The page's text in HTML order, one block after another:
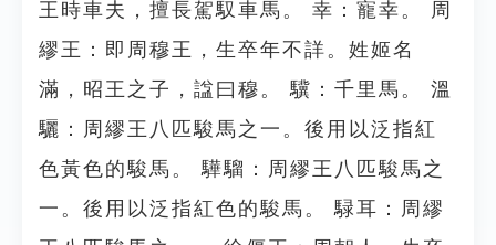
王時車夫，擅長駕馭車馬。 幸：寵幸。 周
繆王：即周穆王，生卒年不詳。姓姬名
滿，昭王之子，諡曰穆。 驥：千里馬。 溫
驪：周繆王八匹駿馬之一。後用以泛指紅
色黃色的駿馬。 驊騮：周繆王八匹駿馬之
一。後用以泛指紅色的駿馬。 騄耳：周繆